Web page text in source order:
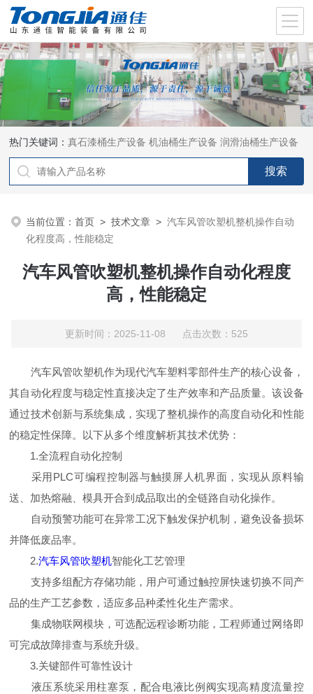
热门关键词：真石漆桶生产设备 机油桶生产设备 润滑油桶生产设备
当前位置：首页 >技术文章 >汽车风管吹塑机整机操作自动
化程度高，性能稳定
汽车风管吹塑机整机操作自动化程度
高，性能稳定
更新时间：2025-11-08 点击次数：525
汽车风管吹塑机作为现代汽车塑料零部件生产的核心设备，
其自动化程度与稳定性直接决定了生产效率和产品质量。该设备
通过技术创新与系统集成，实现了整机操作的高度自动化和性能
的稳定性保障。以下从多个维度解析其技术优势：
1.全流程自动化控制
采用PLC可编程控制器与触摸屏人机界面，实现从原料输
送、加热熔融、模具开合到成品取出的全链路自动化操作。
自动预警功能可在异常工况下触发保护机制，避免设备损坏
并降低废品率。
2.汽车风管吹塑机智能化工艺管理
支持多组配方存储功能，用户可通过触控屏快速切换不同产
品的生产工艺参数，适应多品种柔性化生产需求。
集成物联网模块，可选配远程诊断功能，工程师通过网络即
可完成故障排查与系统升级。
3.关键部件可靠性设计
液压系统采用柱塞泵，配合电液比例阀实现高精度流量控